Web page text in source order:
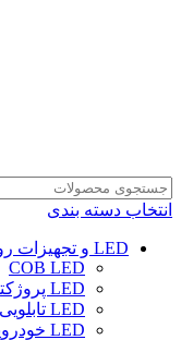
انتخاب دسته بندی
LED و تجهیزات روشنایی
COB LED
LED پروژکتوری
LED تابلویی
LED خودرویی